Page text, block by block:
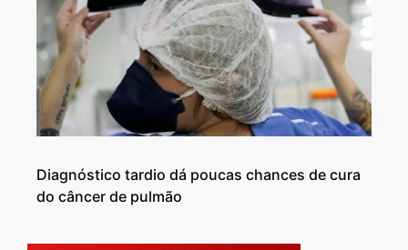
Diagnóstico tardio dá poucas chances de cura
do câncer de pulmão